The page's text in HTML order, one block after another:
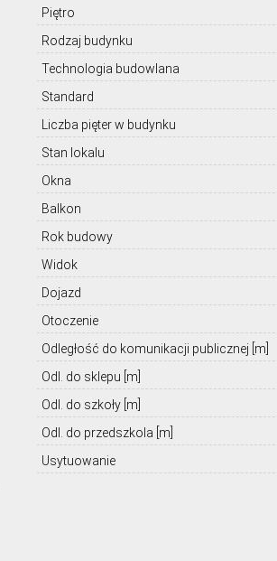
Piętro
Rodzaj budynku
Technologia budowlana
Standard
Liczba pięter w budynku
Stan lokalu
Okna
Balkon
Rok budowy
Widok
Dojazd
Otoczenie
Odległość do komunikacji publicznej [m]
Odl. do sklepu [m]
Odl. do szkoły [m]
Odl. do przedszkola [m]
Usytuowanie